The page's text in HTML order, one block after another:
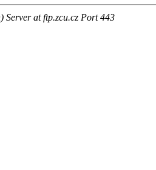
Server at ftp.zcu.cz Port 443